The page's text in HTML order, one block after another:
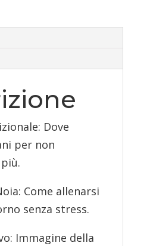
Dove
per non
Come allenarsi
senza stress.
Immagine della